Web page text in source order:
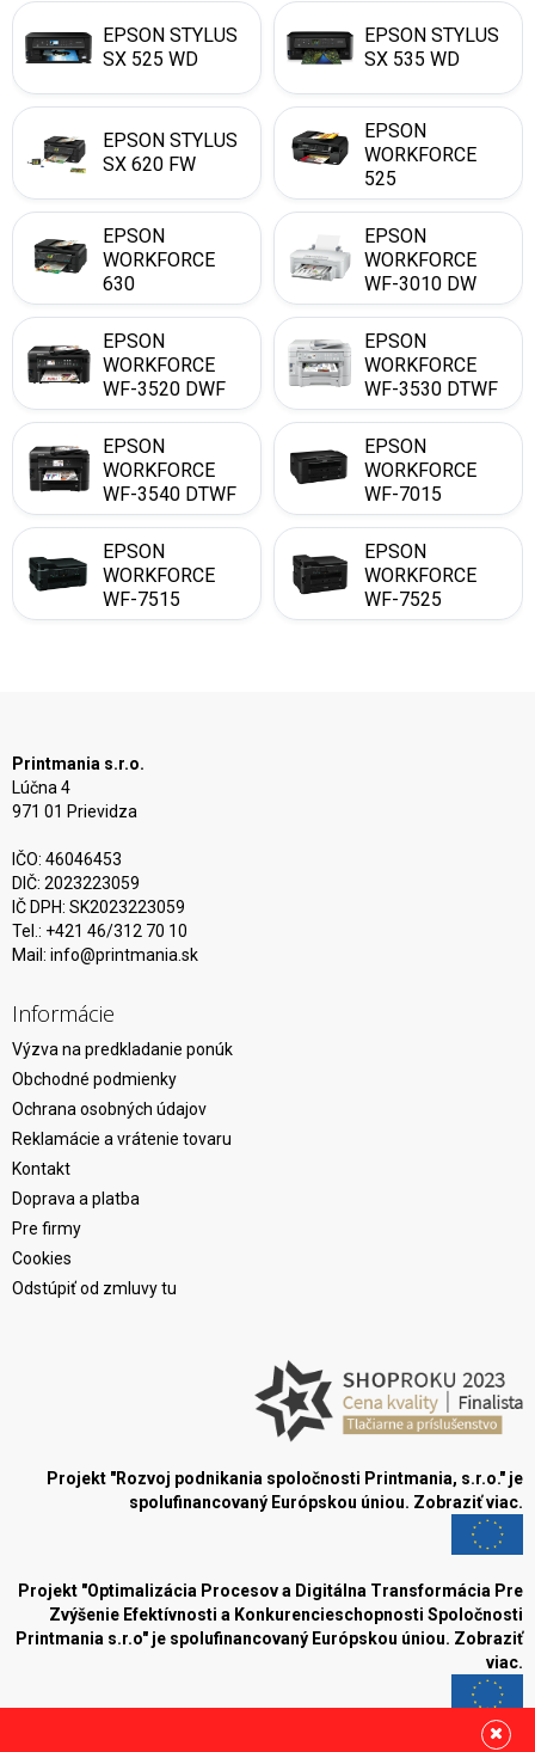
EPSON STYLUS
SX 525 WD
EPSON STYLUS
SX 535 WD
EPSON STYLUS
SX 620 FW
EPSON
WORKFORCE
525
EPSON
WORKFORCE
630
EPSON
WORKFORCE
WF-3010 DW
EPSON
WORKFORCE
WF-3520 DWF
EPSON
WORKFORCE
WF-3530 DTWF
EPSON
WORKFORCE
WF-3540 DTWF
EPSON
WORKFORCE
WF-7015
EPSON
WORKFORCE
WF-7515
EPSON
WORKFORCE
WF-7525
Printmania s.r.o.
Lúčna 4
971 01 Prievidza
IČO: 46046453
DIČ: 2023223059
IČ DPH: SK2023223059
Tel.: +421 46/312 70 10
Mail: info@printmania.sk
Informácie
Výzva na predkladanie ponúk
Obchodné podmienky
Ochrana osobných údajov
Reklamácie a vrátenie tovaru
Kontakt
Doprava a platba
Pre firmy
Cookies
Odstúpiť od zmluvy tu
Projekt "Rozvoj podnikania spoločnosti Printmania, s.r.o." je
spolufinancovaný Európskou úniou. Zobraziť viac.
Projekt "Optimalizácia Procesov a Digitálna Transformácia Pre
Zvýšenie Efektívnosti a Konkurencieschopnosti Spoločnosti
Printmania s.r.o" je spolufinancovaný Európskou úniou. Zobraziť
viac.